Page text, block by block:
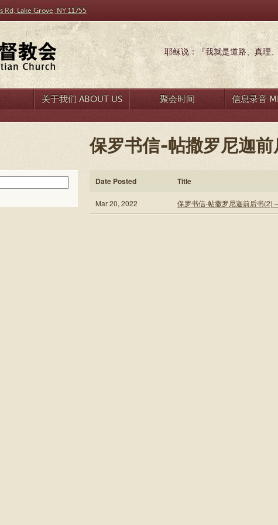
Rd, Lake Grove, NY 11755
耶稣说：『我就是道路、真理
关于我们 ABOUT US 聚会时间 信息录音
保罗书信-帖撒罗尼迦
Date Posted Title
Mar 20, 2022 保罗书信-帖撒罗尼迦前后书(2)